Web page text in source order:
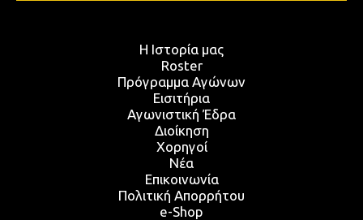
Η Ιστορία μας
Roster
Πρόγραμμα Αγώνων
Εισιτήρια
Αγωνιστική Έδρα
Διοίκηση
Χορηγοί
Νέα
Επικοινωνία
Πολιτική Απορρήτου
e-Shop